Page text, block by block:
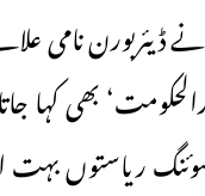
نامی
بھی کہا
ریاستوں